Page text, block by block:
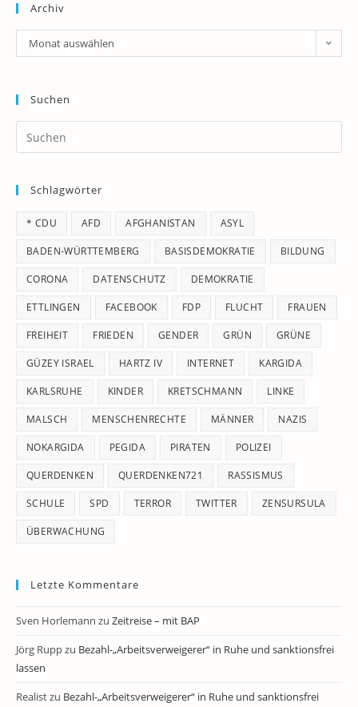
Archiv
Archiv
Monat auswählen
Suchen
Schlagwörter
* CDU AFD AFGHANISTAN ASYL
BADEN-WÜRTTEMBERG BASISDEMOKRATIE BILDUNG
CORONA DATENSCHUTZ DEMOKRATIE
ETTLINGEN FACEBOOK FDP FLUCHT FRAUEN
FREIHEIT FRIEDEN GENDER GRÜN GRÜNE
GÜZEY ISRAEL HARTZ IV INTERNET KARGIDA
KARLSRUHE KINDER KRETSCHMANN LINKE
MALSCH MENSCHENRECHTE MÄNNER NAZIS
NOKARGIDA PEGIDA PIRATEN POLIZEI
QUERDENKEN QUERDENKEN721 RASSISMUS
SCHULE SPD TERROR TWITTER ZENSURSULA
ÜBERWACHUNG
Letzte Kommentare
Sven Horlemann zu Zeitreise – mit BAP
Jörg Ruppzu Bezahl-„Arbeitsverweigerer“ in Ruhe und sanktionsfrei
lassen
Realistzu Bezahl-„Arbeitsverweigerer“ in Ruhe und sanktionsfrei